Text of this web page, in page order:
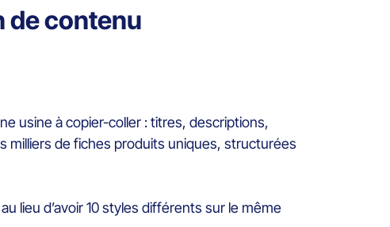
de contenu
usine à copier-coller : titres, descriptions,
milliers de fiches produits uniques, structurées
lieu d’avoir 10 styles différents sur le même